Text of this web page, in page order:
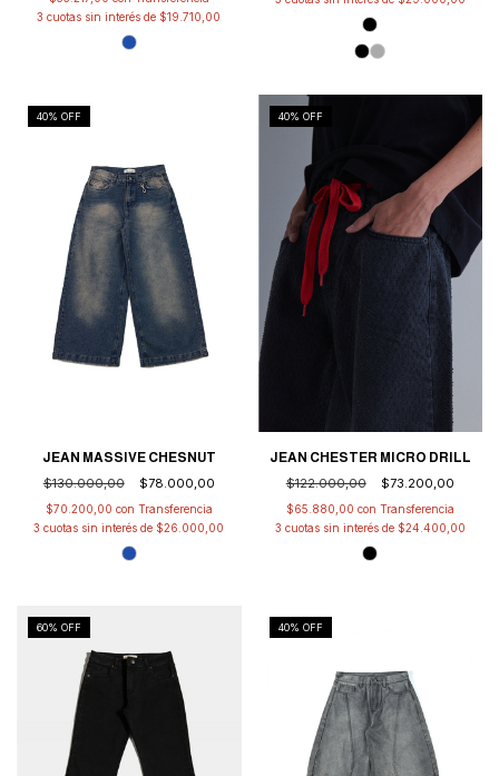
3 cuotas sin interés de $19.710,00
40% OFF
JEAN MASSIVE CHESNUT
$130.000,00
$78.000,00
$70.200,00 con
3 cuotas sin interés de $26.000,00
40% OFF
JEAN CHESTER MICRO DRILL
$122.000,00
$73.200,00
$65.880,00 con
3 cuotas sin interés de $24.400,00
60% OFF 40% OFF